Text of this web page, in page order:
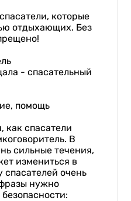
которые
отдыхающих. Без
помощь
как спасатели
В
сильные течения,
измениться в
очень
нужно